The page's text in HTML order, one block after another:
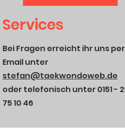
Services
Bei Fragen erreicht ihr uns per
Email unter
stefan@taekwondoweb.de
oder telefonisch unter 0151 -
75 10 46